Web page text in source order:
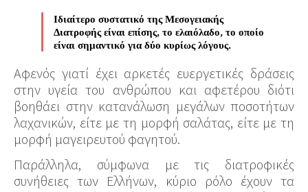
Ιδιαίτερο συστατικό της Μεσογειακής
Διατροφής είναι επίσης, το ελαιόλαδο, το οποίο
είναι σημαντικό για δύο κυρίως λόγους.
Αφενός γιατί έχει αρκετές ευεργετικές δράσεις
στην υγεία του ανθρώπου και αφετέρου διότι
βοηθάει στην κατανάλωση μεγάλων ποσοτήτων
λαχανικών, είτε με τη μορφή σαλάτας, είτε με τη
μορφή μαγειρευτού φαγητού.
Παράλληλα, σύμφωνα με τις διατροφικές
συνήθειες των Ελλήνων, κύριο ρόλο έχουν τα